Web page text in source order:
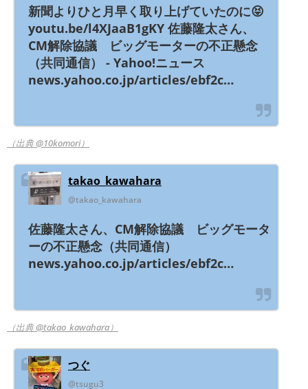
新聞よりひと月早く取り上げていたのに😝
youtu.be/l4XJaaB1gKY 佐藤隆太さん、
CM解除協議 ビッグモーターの不正懸念
（共同通信） - Yahoo!ニュース
news.yahoo.co.jp/articles/ebf2c…
（出典 @10komori）
takao_kawahara
@takao_kawahara
佐藤隆太さん、CM解除協議 ビッグモータ
ーの不正懸念（共同通信）
news.yahoo.co.jp/articles/ebf2c…
（出典 @takao_kawahara）
つぐ
@tsugu3